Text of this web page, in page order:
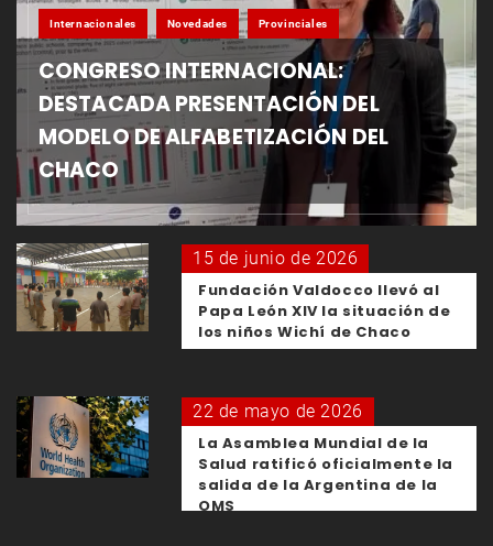
Internacionales Novedades Provinciales
CONGRESO INTERNACIONAL:
DESTACADA PRESENTACIÓN DEL
MODELO DE ALFABETIZACIÓN DEL
CHACO
15 de junio de 2026
Fundación Valdocco llevó al
Papa León XIV la situación de
los niños Wichí de Chaco
22 de mayo de 2026
La Asamblea Mundial de la
Salud ratificó oficialmente la
salida de la Argentina de la
OMS